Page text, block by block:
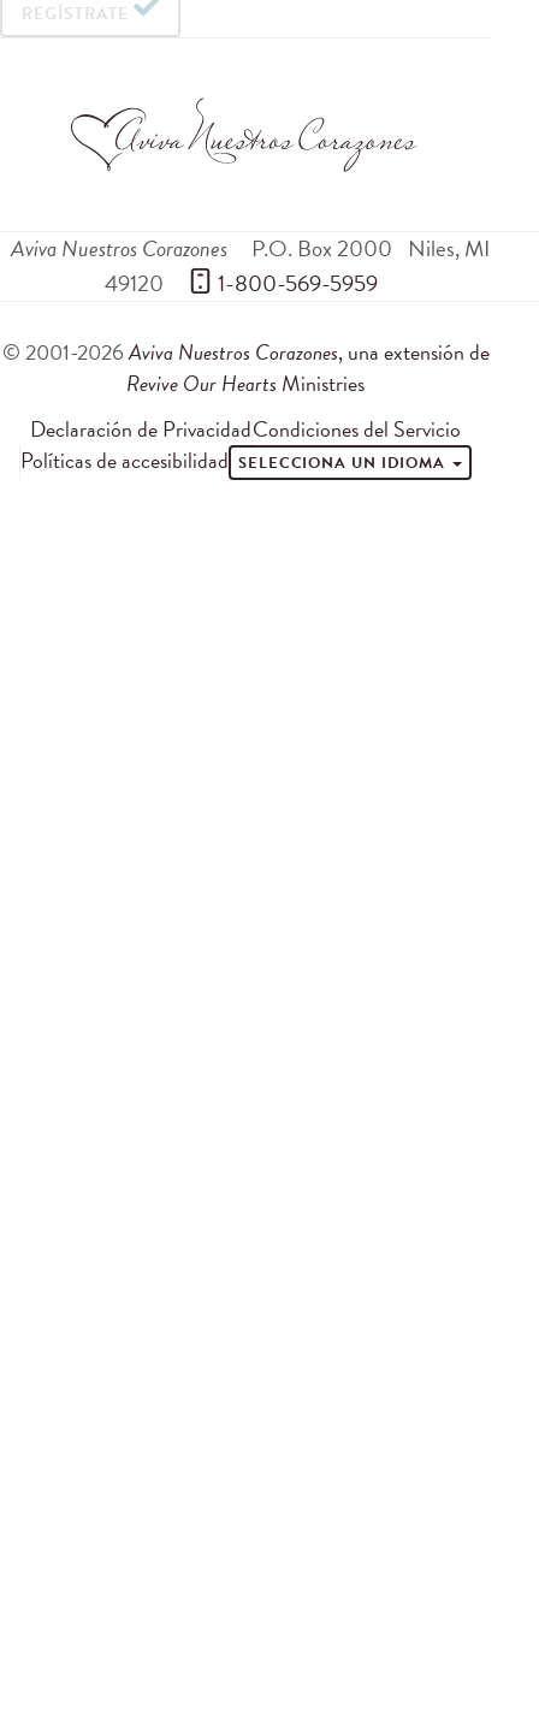
REGÍSTRATE
Aviva Nuestros Corazones P.O. Box 2000 Niles,MI
49120
1-800-569-5959
© 2001-2026Aviva Nuestros Corazones, una extensión de
Revive Our Hearts Ministries
Declaración de PrivacidadCondiciones del Servicio
Políticas de accesibilidad SELECCIONA UN IDIOMA